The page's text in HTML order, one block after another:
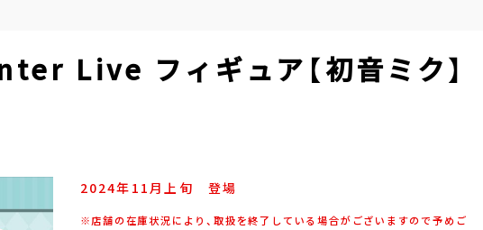
Live フィギュア【初音ミク】
2024年 11月上旬 登場
※店舗の在庫状況により、取扱を終了している場合がございますので予めご